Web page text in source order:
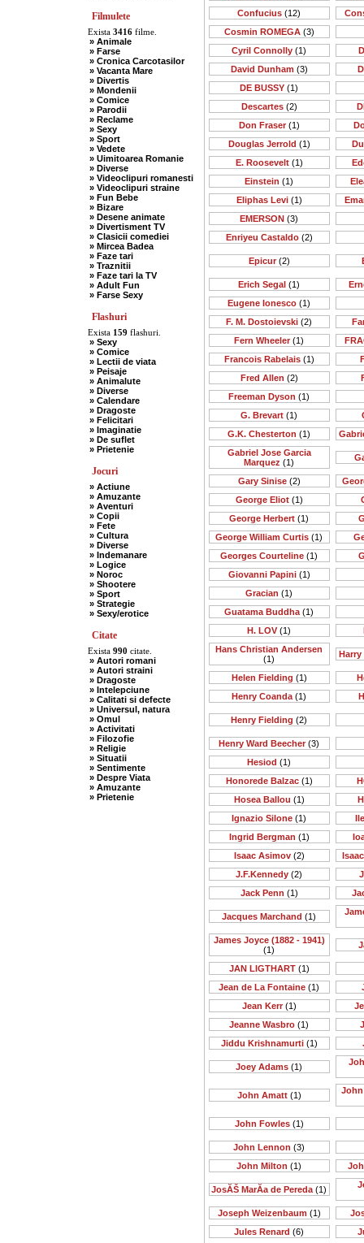
Filmulete
Exista 3416filme.
» Animale
» Farse
» Cronica Carcotasilor
» Vacanta Mare
» Divertis
» Mondenii
» Comice
» Parodii
» Reclame
» Sexy
» Sport
» Vedete
» Uimitoarea Romanie
» Diverse
» Videoclipuri romanesti
» Videoclipuri straine
» Fun Bebe
» Bizare
» Desene animate
» Divertisment TV
» Clasicii comediei
» Mircea Badea
» Faze tari
» Traznitii
» Faze tari la TV
» Adult Fun
» Farse Sexy
Flashuri
Exista 159 flashuri.
» Sexy
» Comice
» Lectii de viata
» Peisaje
» Animalute
» Diverse
» Calendare
» Dragoste
» Felicitari
» Imaginatie
» De suflet
» Prietenie
Jocuri
» Actiune
» Amuzante
» Aventuri
» Copii
» Fete
» Cultura
» Diverse
» Indemanare
» Logice
» Noroc
» Shootere
» Sport
» Strategie
» Sexy/erotice
Citate
Exista 990 citate.
» Autori romani
» Autori straini
» Dragoste
» Intelepciune
» Calitati si defecte
» Universul, natura
» Omul
» Activitati
» Filozofie
» Religie
» Situatii
» Sentimente
» Despre Viata
» Amuzante
» Prietenie
Confucius (12)
Cosmin ROMEGA(3)
Cyril Connolly (1)
David Dunham (3)
DE BUSSY (1)
Descartes(2)
Don Fraser(1)
Douglas Jerrold (1)
E. Roosevelt(1)
Einstein (1)
Eliphas Levi(1)
EMERSON (3)
Enriyeu Castaldo(2)
Epicur(2)
Erich Segal (1)
Eugene Ionesco (1)
F. M. Dostoievski (2)
Fern Wheeler (1)
Francois Rabelais(1)
Fred Allen (2)
Freeman Dyson (1)
G. Brevart (1)
G.K. Chesterton (1)
Gabriel Jose Garcia
Marquez (1)
Gary Sinise(2)
George Eliot(1)
George Herbert (1)
George William Curtis (1)
Georges Courteline (1)
Giovanni Papini(1)
Gracian (1)
Guatama Buddha (1)
H. LOV (1)
Hans Christian Andersen
(1)
Harry
Helen Fielding (1)
Henry Coanda (1)
Henry Fielding (2)
Henry Ward Beecher (3)
Hesiod (1)
Honorede Balzac(1)
Hosea Ballou (1)
Ignazio Silone (1)
Ingrid Bergman (1)
Isaac Asimov(2)
J.F.Kennedy (2)
Jack Penn (1)
Jacques Marchand (1)
James Joyce (1882 - 1941)
(1)
JAN LIGTHART(1)
Jean de La Fontaine (1)
Jean Kerr(1)
Jeanne Wasbro (1)
Jiddu Krishnamurti(1)
Joey Adams (1)
John Amatt(1) John
John Fowles(1)
John Lennon (3)
John Milton (1)
JosĂŠ MarĂ­a de Pereda (1)
Joseph Weizenbaum (1)
Jules Renard (6)